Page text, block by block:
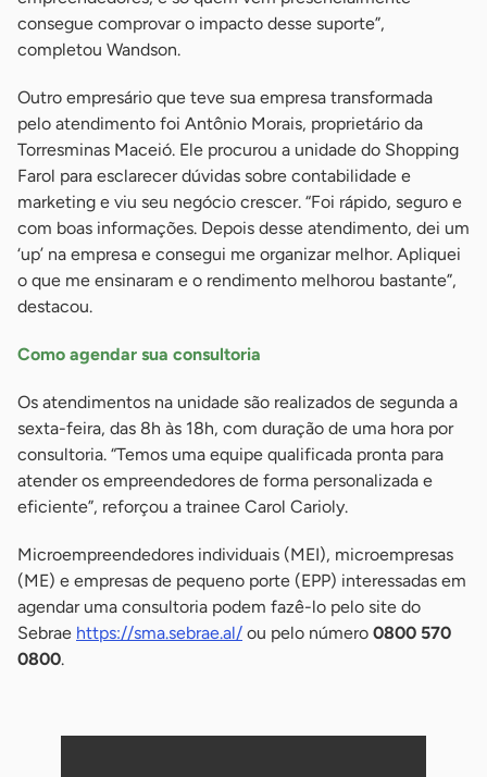
consegue comprovar o impacto desse suporte”,
completou Wandson.
Outro empresário que teve sua empresa transformada
pelo atendimento foi Antônio Morais, proprietário da
Torresminas Maceió. Ele procurou a unidade do Shopping
Farol para esclarecer dúvidas sobre contabilidade e
marketing e viu seu negócio crescer. “Foi rápido, seguro e
com boas informações. Depois desse atendimento, dei um
‘up’ na empresa e consegui me organizar melhor. Apliquei
o que me ensinaram e o rendimento melhorou bastante”,
destacou.
Como agendar sua consultoria
Os atendimentos na unidade são realizados de segunda a
sexta-feira, das 8h às 18h, com duração de uma hora por
consultoria. “Temos uma equipe qualificada pronta para
atender os empreendedores de forma personalizada e
eficiente”, reforçou a trainee Carol Carioly.
Microempreendedores individuais (MEI), microempresas
(ME) e empresas de pequeno porte (EPP) interessadas em
agendar uma consultoria podem fazê-lo pelo site do
Sebrae https://sma.sebrae.al/ ou pelo número 0800 570
0800.